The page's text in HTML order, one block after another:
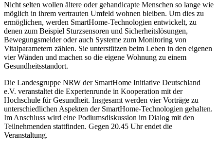
Nicht selten wollen ältere oder gehandicapte Menschen so lange wie
möglich in ihrem vertrauten Umfeld wohnen bleiben. Um dies zu
ermöglichen, werden SmartHome-Technologien entwickelt, zu
denen zum Beispiel Sturzsensoren und Sicherheitslösungen,
Bewegungsmelder oder auch Systeme zum Monitoring von
Vitalparametern zählen. Sie unterstützen beim Leben in den eigenen
vier Wänden und machen so die eigene Wohnung zu einem
Gesundheitsstandort.
Die Landesgruppe NRW der SmartHome Initiative Deutschland
e.V. veranstaltet die Expertenrunde in Kooperation mit der
Hochschule für Gesundheit. Insgesamt werden vier Vorträge zu
unterschiedlichen Aspekten der SmartHome-Technologien gehalten.
Im Anschluss wird eine Podiumsdiskussion im Dialog mit den
Teilnehmenden stattfinden. Gegen 20.45 Uhr endet die
Veranstaltung.